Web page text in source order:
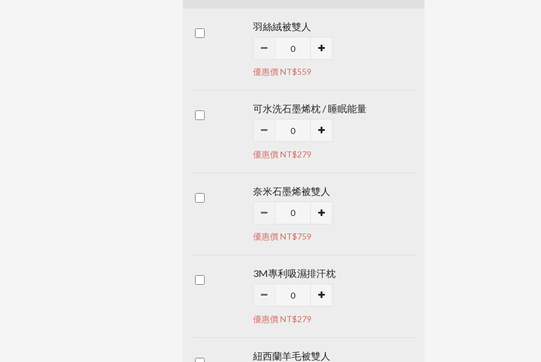
羽絲絨被雙人
優惠價 NT$559
可水洗石墨烯枕 / 睡眠能量
優惠價 NT$279
奈米石墨烯被雙人
優惠價 NT$759
3M專利吸濕排汗枕
優惠價 NT$279
紐西蘭羊毛被雙人